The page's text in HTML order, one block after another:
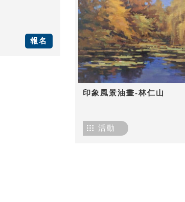
報名
印象風景油畫-林仁山
活動